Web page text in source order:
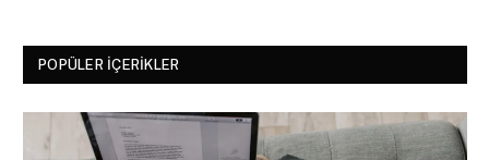
POPÜLER İÇERIKLER